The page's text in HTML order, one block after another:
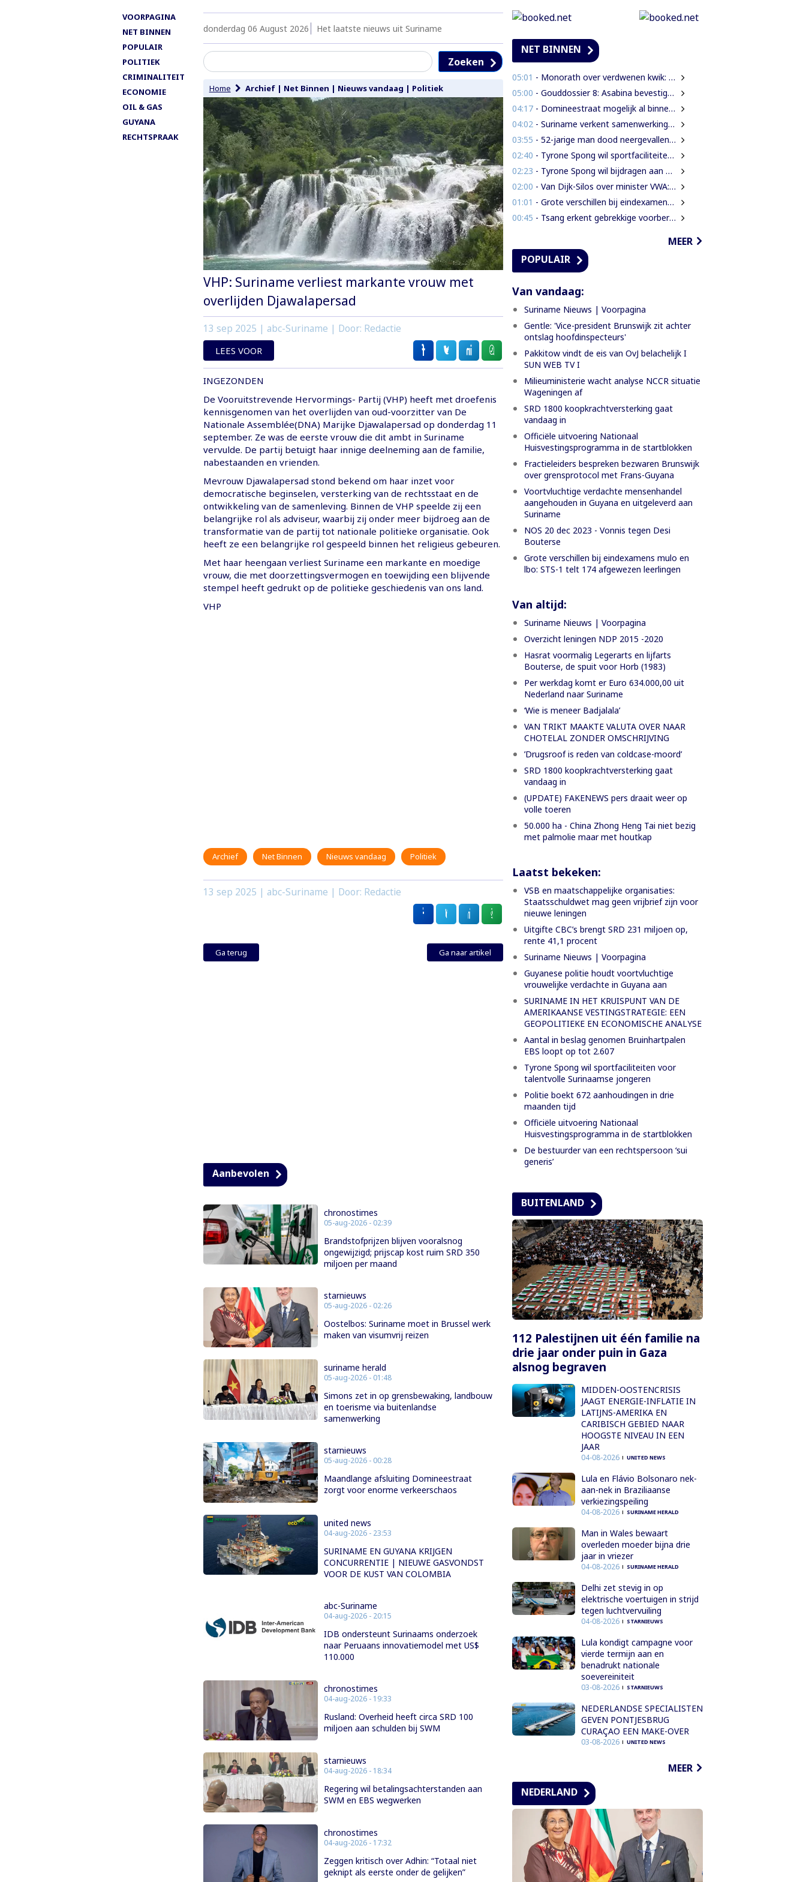
VOORPAGINA
NET BINNEN
POPULAIR
POLITIEK
CRIMINALITEIT
ECONOMIE
OIL & GAS
GUYANA
RECHTSPRAAK
donderdag 06 August 2026 Het laatste nieuws uit Suriname
Zoeken
Home Archief| Net Binnen | Nieuws vandaag | Politiek
VHP: Suriname verliest markante vrouw met
overlijden Djawalapersad
13 sep 2025 | abc-Suriname | Door: Redactie
LEES VOOR
INGEZONDEN
De Vooruitstrevende Hervormings- Partij (VHP) heeft met droefenis
kennisgenomen van het overlijden van oud-voorzitter van De
Nationale Assemblée(DNA) Marijke Djawalapersad op donderdag 11
september. Ze was de eerste vrouw die dit ambt in Suriname
vervulde. De partij betuigt haar innige deelneming aan de familie,
nabestaanden en vrienden.
Mevrouw Djawalapersad stond bekend om haar inzet voor
democratische beginselen, versterking van de rechtsstaat en de
ontwikkeling van de samenleving. Binnen de VHP speelde zij een
belangrijke rol als adviseur, waarbij zij onder meer bijdroeg aan de
transformatie van de partij tot nationale politieke organisatie. Ook
heeft ze een belangrijke rol gespeeld binnen het religieus gebeuren.
Met haar heengaan verliest Suriname een markante en moedige
vrouw, die met doorzettingsvermogen en toewijding een blijvende
stempel heeft gedrukt op de politieke geschiedenis van ons land.
VHP
Archief Net Binnen Nieuws vandaag Politiek
13 sep 2025 | abc-Suriname | Door: Redactie
Ga terug Ga naar artikel
Aanbevolen
chronostimes
05-aug-2026 - 02:39
Brandstofprijzen blijven vooralsnog
ongewijzigd; prijscap kost ruim SRD 350
miljoen per maand
starnieuws
05-aug-2026 - 02:26
Oostelbos: Suriname moet in Brussel werk
maken van visumvrij reizen
suriname herald
05-aug-2026 - 01:48
Simons zet in op grensbewaking, landbouw
en toerisme via buitenlandse
samenwerking
starnieuws
05-aug-2026 - 00:28
Maandlange afsluiting Domineestraat
zorgt voor enorme verkeerschaos
united news
04-aug-2026 - 23:53
SURINAME EN GUYANA KRIJGEN
CONCURRENTIE | NIEUWE GASVONDST
VOOR DE KUST VAN COLOMBIA
abc-Suriname
04-aug-2026 - 20:15
IDB ondersteunt Surinaams onderzoek
naar Peruaans innovatiemodel met US$
110.000
chronostimes
04-aug-2026 - 19:33
Rusland: Overheid heeft circa SRD 100
miljoen aan schulden bij SWM
starnieuws
04-aug-2026 - 18:34
Regering wil betalingsachterstanden aan
SWM en EBS wegwerken
chronostimes
04-aug-2026 - 17:32
Zeggen kritisch over Adhin: “Totaal niet
geknipt als eerste onder de gelijken”
NET BINNEN
05:01 - Monorath over verdwenen kwik: “Als er koppen moeten rollen, dan moeten die rollen”
05:00 - Gouddossier 8: Asabina bevestigt goudwinning op bodem Surinamerivier: Concessie voor riviergrind
04:17- Domineestraat mogelijk al binnen twee weken weer open
04:02 - Suriname verkent samenwerking met Braziliaanse producent van radarsystemen
03:55 - 52-jarige man dood neergevallen langs voetbalveld
02:40 - Tyrone Spong wil sportfaciliteiten voor talentvolle Surinaamse jongeren
02:23 - Tyrone Spong wil bijdragen aan ontwikkeling Surinaamse jeugd
02:00 - Van Dijk-Silos over minister VWA: “Zet een technocraat die inzicht heeft in de volksgezondheid”
01:01 - Grote verschillen bij eindexamens mulo en lbo: STS-1 telt 174 afgewezen leerlingen
00:45 - Tsang erkent gebrekkige voorbereiding rehabilitatie Domineestraat
MEER
POPULAIR
Van vandaag:
Suriname Nieuws | Voorpagina
Gentle: 'Vice-president Brunswijk zit achter
ontslag hoofdinspecteurs'
Pakkitow vindt de eis van OvJ belachelijk I
SUN WEB TV I
Milieuministerie wacht analyse NCCR situatie
Wageningen af
SRD 1800 koopkrachtversterking gaat
vandaag in
Officiële uitvoering Nationaal
Huisvestingsprogramma in de startblokken
Fractieleiders bespreken bezwaren Brunswijk
over grensprotocol met Frans-Guyana
Voortvluchtige verdachte mensenhandel
aangehouden in Guyana en uitgeleverd aan
Suriname
NOS 20 dec 2023 - Vonnis tegen Desi
Bouterse
Grote verschillen bij eindexamens mulo en
lbo: STS-1 telt 174 afgewezen leerlingen
Van altijd:
Suriname Nieuws | Voorpagina
Overzicht leningen NDP 2015 -2020
Hasrat voormalig Legerarts en lijfarts
Bouterse, de spuit voor Horb (1983)
Per werkdag komt er Euro 634.000,00 uit
Nederland naar Suriname
‘Wie is meneer Badjalala’
VAN TRIKT MAAKTE VALUTA OVER NAAR
CHOTELAL ZONDER OMSCHRIJVING
’Drugsroof is reden van coldcase-moord’
SRD 1800 koopkrachtversterking gaat
vandaag in
(UPDATE) FAKENEWS pers draait weer op
volle toeren
50.000 ha - China Zhong Heng Tai niet bezig
met palmolie maar met houtkap
Laatst bekeken:
VSB en maatschappelijke organisaties:
Staatsschuldwet mag geen vrijbrief zijn voor
nieuwe leningen
Uitgifte CBC’s brengt SRD 231 miljoen op,
rente 41,1 procent
Suriname Nieuws | Voorpagina
Guyanese politie houdt voortvluchtige
vrouwelijke verdachte in Guyana aan
SURINAME IN HET KRUISPUNT VAN DE
AMERIKAANSE VESTINGSTRATEGIE: EEN
GEOPOLITIEKE EN ECONOMISCHE ANALYSE
Aantal in beslag genomen Bruinhartpalen
EBS loopt op tot 2.607
Tyrone Spong wil sportfaciliteiten voor
talentvolle Surinaamse jongeren
Politie boekt 672 aanhoudingen in drie
maanden tijd
Officiële uitvoering Nationaal
Huisvestingsprogramma in de startblokken
De bestuurder van een rechtspersoon ‘sui
generis’
BUITENLAND
112 Palestijnen uit één familie na
drie jaar onder puin in Gaza
alsnog begraven
MIDDEN-OOSTENCRISIS
JAAGT ENERGIE-INFLATIE IN
LATIJNS-AMERIKA EN
CARIBISCH GEBIED NAAR
HOOGSTE NIVEAU IN EEN
JAAR
04-08-2026 UNITED NEWS
Lula en Flávio Bolsonaro nek-
aan-nek in Braziliaanse
verkiezingspeiling
04-08-2026 SURINAME HERALD
Man in Wales bewaart
overleden moeder bijna drie
jaar in vriezer
04-08-2026 SURINAME HERALD
Delhi zet stevig in op
elektrische voertuigen in strijd
tegen luchtvervuiling
04-08-2026 STARNIEUWS
Lula kondigt campagne voor
vierde termijn aan en
benadrukt nationale
soevereiniteit
03-08-2026 STARNIEUWS
NEDERLANDSE SPECIALISTEN
GEVEN PONTJESBRUG
CURAÇAO EEN MAKE-OVER
03-08-2026 UNITED NEWS
MEER
NEDERLAND